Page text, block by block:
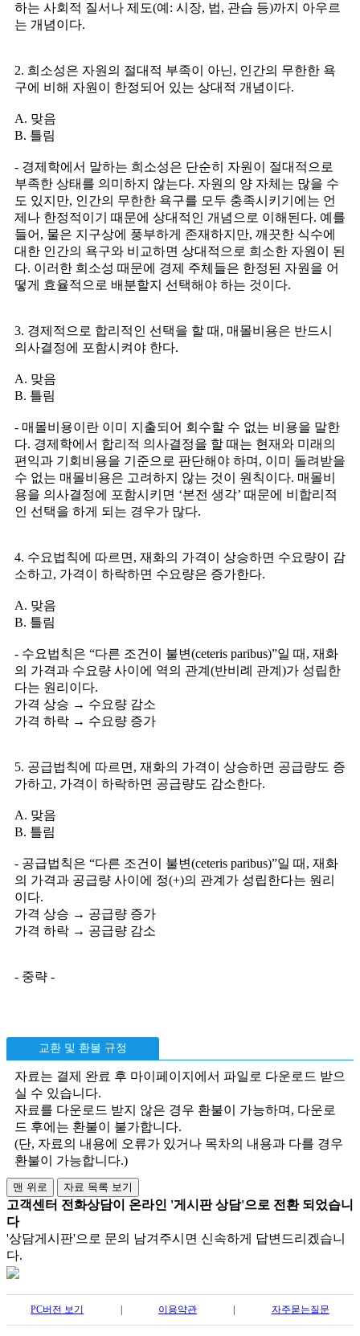
하는 사회적 질서나 제도(예: 시장, 법, 관습 등)까지 아우르
는 개념이다.
2. 희소성은 자원의 절대적 부족이 아닌, 인간의 무한한 욕
구에 비해 자원이 한정되어 있는 상대적 개념이다.
A. 맞음
B. 틀림
- 경제학에서 말하는 희소성은 단순히 자원이 절대적으로
부족한 상태를 의미하지 않는다. 자원의 양 자체는 많을 수
도 있지만, 인간의 무한한 욕구를 모두 충족시키기에는 언
제나 한정적이기 때문에 상대적인 개념으로 이해된다. 예를
들어, 물은 지구상에 풍부하게 존재하지만, 깨끗한 식수에
대한 인간의 욕구와 비교하면 상대적으로 희소한 자원이 된
다. 이러한 희소성 때문에 경제 주체들은 한정된 자원을 어
떻게 효율적으로 배분할지 선택해야 하는 것이다.
3. 경제적으로 합리적인 선택을 할 때, 매몰비용은 반드시
의사결정에 포함시켜야 한다.
A. 맞음
B. 틀림
- 매몰비용이란 이미 지출되어 회수할 수 없는 비용을 말한
다. 경제학에서 합리적 의사결정을 할 때는 현재와 미래의
편익과 기회비용을 기준으로 판단해야 하며, 이미 돌려받을
수 없는 매몰비용은 고려하지 않는 것이 원칙이다. 매몰비
용을 의사결정에 포함시키면 ‘본전 생각’ 때문에 비합리적
인 선택을 하게 되는 경우가 많다.
4. 수요법칙에 따르면, 재화의 가격이 상승하면 수요량이 감
소하고, 가격이 하락하면 수요량은 증가한다.
A. 맞음
B. 틀림
- 수요법칙은 “다른 조건이 불변(ceteris paribus)”일 때, 재화
의 가격과 수요량 사이에 역의 관계(반비례 관계)가 성립한
다는 원리이다.
가격 상승 → 수요량 감소
가격 하락 → 수요량 증가
5. 공급법칙에 따르면, 재화의 가격이 상승하면 공급량도 증
가하고, 가격이 하락하면 공급량도 감소한다.
A. 맞음
B. 틀림
- 공급법칙은 “다른 조건이 불변(ceteris paribus)”일 때, 재화
의 가격과 공급량 사이에 정(+)의 관계가 성립한다는 원리
이다.
가격 상승 → 공급량 증가
가격 하락 → 공급량 감소
- 중략 -
교환 및 환불 규정
자료는 결제 완료 후 마이페이지에서 파일로 다운로드 받으
실 수 있습니다.
자료를 다운로드 받지 않은 경우 환불이 가능하며, 다운로
드 후에는 환불이 불가합니다.
(단, 자료의 내용에 오류가 있거나 목차의 내용과 다를 경우
환불이 가능합니다.)
고객센터 전화상담이 온라인 '게시판 상담'으로 전환 되었습니
다
'상담게시판'으로 문의 남겨주시면 신속하게 답변드리겠습니
다.
PC버전 보기 이용약관 자주묻는질문